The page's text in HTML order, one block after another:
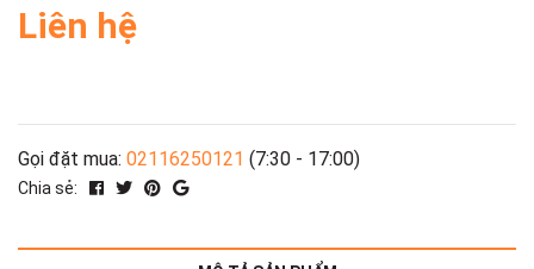
Liên hệ
Gọi đặt mua: 02116250121 (7:30 - 17:00)
Chia sẻ: